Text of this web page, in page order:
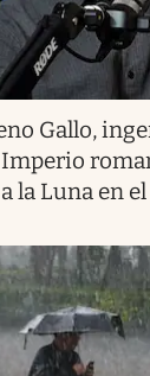
Gallo,
Imperio
la Luna en el